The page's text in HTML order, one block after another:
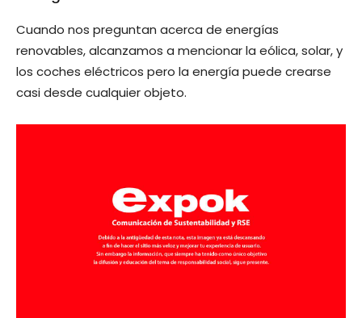
Cuando nos preguntan acerca de energías
renovables, alcanzamos a mencionar la eólica, solar, y
los coches eléctricos pero la energía puede crearse
casi desde cualquier objeto.